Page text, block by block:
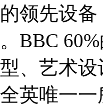
领先设
BBC
、艺术
英唯一